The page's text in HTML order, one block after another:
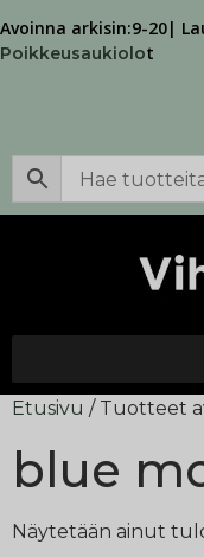
Avoinna arkisin:9-20|
Poikkeusaukiolot
Etusivu / Tuotteet
blue
Näytetään ainut